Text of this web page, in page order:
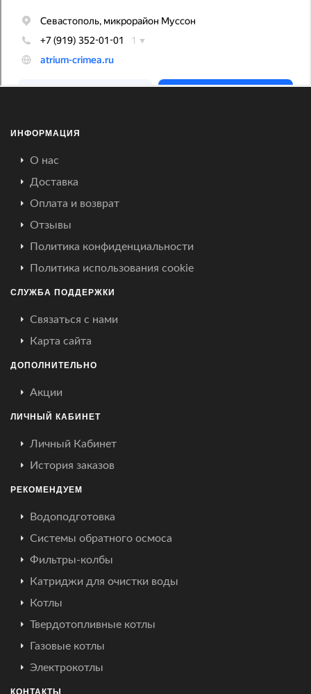
ИНФОРМАЦИЯ
О нас
Доставка
Оплата и возврат
Отзывы
Политика конфиденциальности
Политика использования cookie
СЛУЖБА ПОДДЕРЖКИ
Связаться с нами
Карта сайта
ДОПОЛНИТЕЛЬНО
Акции
ЛИЧНЫЙ КАБИНЕТ
Личный Кабинет
История заказов
РЕКОМЕНДУЕМ
Водоподготовка
Системы обратного осмоса
Фильтры-колбы
Катриджи для очистки воды
Котлы
Твердотопливные котлы
Газовые котлы
Электрокотлы
КОНТАКТЫ